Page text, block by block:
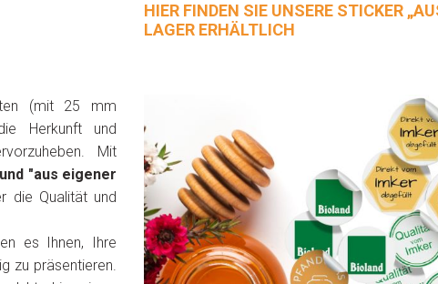
HIER FINDEN SIE UNSERE STICKER
LAGER ERHÄLTLICH
(mit 25 mm
Herkunft und
Mit
"aus eigener
die Qualität und
es Ihnen, Ihre
zu präsentieren.